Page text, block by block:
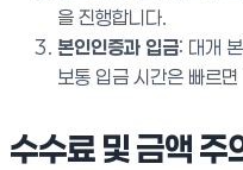
을 진행합니다.
본인인증과 입금: 대개
보통 입금 시간은 빠르
수수료 및 금액 주